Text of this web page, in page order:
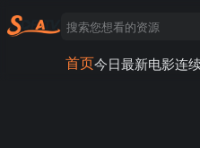
首页今日最新电影连